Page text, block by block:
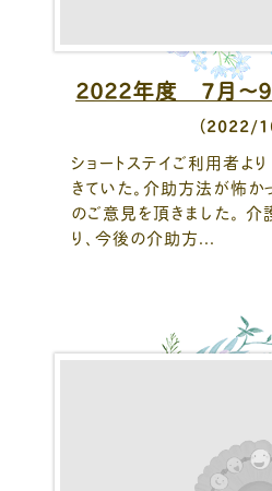
2022年度 7月～9
（2022/
ショートステイご利用者よ
きていた。介助方法が怖か
のご意見を頂きました。
り、今後の介助方...